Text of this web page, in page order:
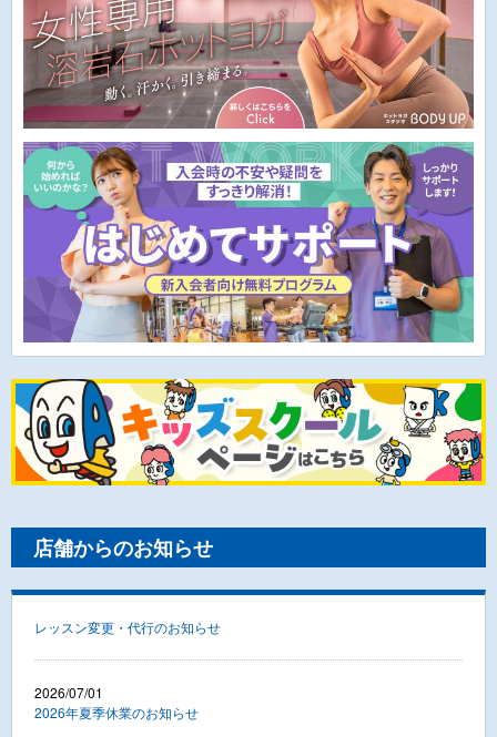
店舗からのお知らせ
レッスン変更・代行のお知らせ
2026/07/01
2026年夏季休業のお知らせ